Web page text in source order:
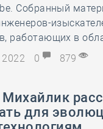
Собранный
работающих в
0 879
для